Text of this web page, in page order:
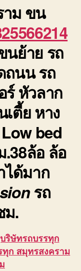
เครื่อ
ราคา
ถูก
มขน
นย้าย รถ
ถนน รถ
ร์ หัวลาก
เตี้ย หาง
bed
.38ล้อ ล้อ
ได้มาก
รถ
ม.
ริษัทรถบรรทุก
ก สมุทรสงคราม